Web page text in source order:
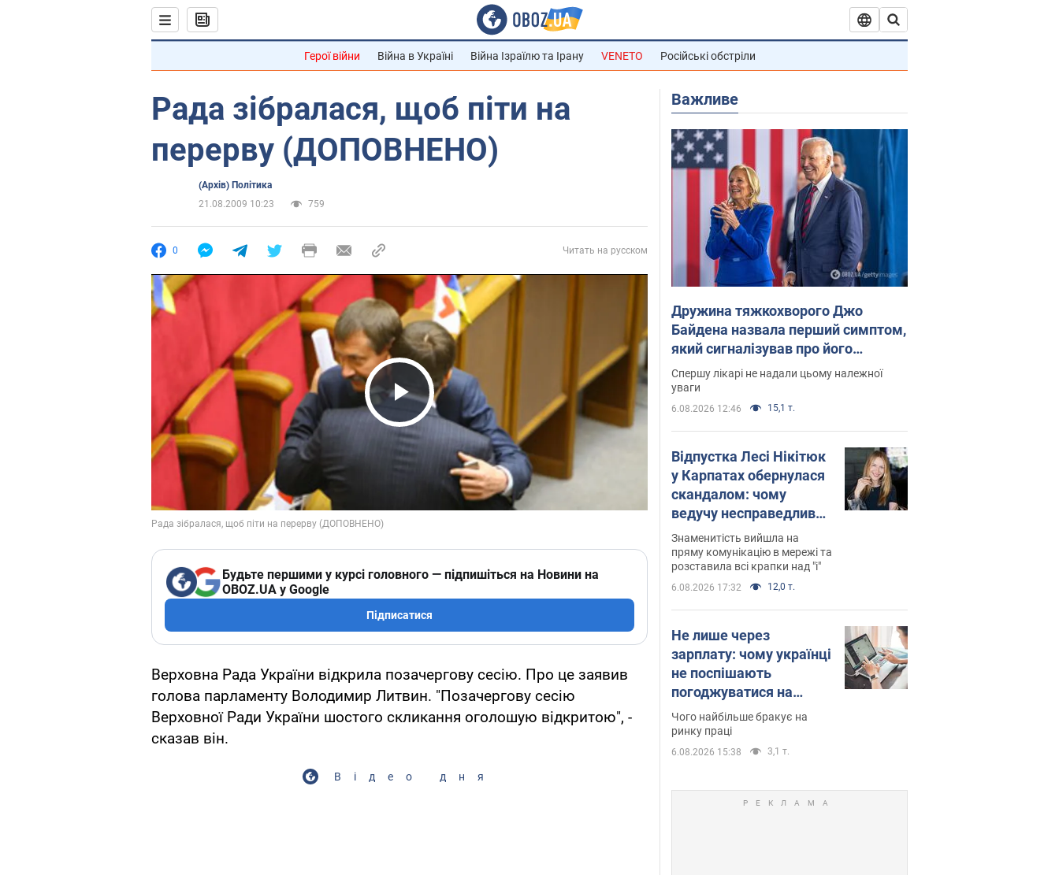
Герої війни Війна в Україні Війна Ізраїлю та Ірану VENETO Російські обстріли
Рада зібралася, щоб піти на
перерву (ДОПОВНЕНО)
(Архів) Політика
21.08.2009 10:23
759
0 Читать на русском
Play Video
Будьте першими у курсі головного — підпишіться на Новини на
OBOZ.UA у Google
Підписатися
Верховна Рада України відкрила позачергову сесію. Про це заявив
голова парламенту Володимир Литвин. "Позачергову сесію
Верховної Ради України шостого скликання оголошую відкритою", -
сказав він.
Відео дня
Важливе
Дружина тяжкохворого Джо
Байдена назвала перший симптом,
який сигналізував про його
"агресивний" рак
Спершу лікарі не надали цьому належної
уваги
6.08.2026 12:46 15,1 т.
Відпустка Лесі Нікітюк
у Карпатах обернулася
скандалом: чому
ведучу несправедливо
захейтили
Знаменитість вийшла на
пряму комунікацію в мережі та
розставила всі крапки над "і"
6.08.2026 17:32 12,0 т.
Не лише через
зарплату: чому українці
не поспішають
погоджуватися на
вакансії
Чого найбільше бракує на
ринку праці
6.08.2026 15:38 3,1 т.